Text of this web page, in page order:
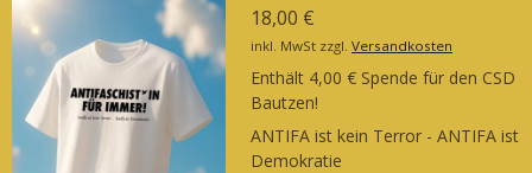
18,00 €
inkl. MwSt zzgl. Versandkosten
Enthält 4,00 € Spende für den CSD
Bautzen!
ANTIFA ist kein Terror - ANTIFA ist
Demokratie